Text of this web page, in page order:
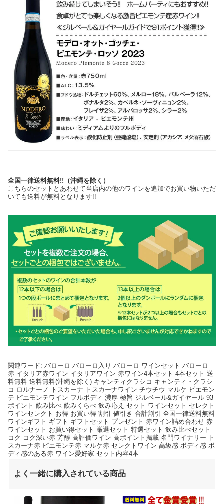
全国一律送料無料!!（沖縄を除く）
こちらのセットとあわせて当店内の他のワインを追加でお買い物いただ
いても送料が無料となります!!
関連ワード: バローロ バローロ入り バローロ ワインセット バローロ
赤 イタリア赤ワイン イタリアワイン 赤ワイン4本セット 4本セット 送
料無料 送料無料(沖縄を除く) キャンティクラシコ キャンティ・クラシ
コ ロルナーノ トスカーナ トスカーナワイン チウチウ マルケ ピエモン
テ ピエモンテワイン フルボディ 濃厚 極旨 ジルベール&ガイヤール 93
ポイント 飲み比べ 飲みくらべ 飲み応え セット ワインセット セレクト
ワインセレクト お得 お買い得 割引 値引き 合計割引 全国一律送料無料
ワインギフト ギフト ギフトセット プレゼント 赤ワイン詰め合わせ 赤
ワインセット お買い得セット 厳選セット 特選セット 飲み比べセット
コク コク深い赤 芳醇 高評価ワイン 高ポイント掲載 名門ワイナリー ト
スカーナ赤 ピエモンテ赤 マルケ赤 セレクトワイン 高級感 ボディ感 ボ
ディ感のある赤 ワイン愛好家 セット内容4本
よく一緒に購入されている商品